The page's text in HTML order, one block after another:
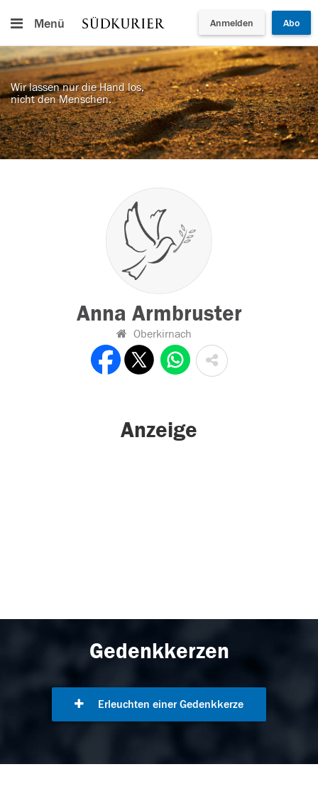
Menü Anmelden Abo
Wir lassen nur die Hand los,
nicht den Menschen.
Anna Armbruster
Oberkirnach
Anzeige
Gedenkkerzen
Erleuchten einer Gedenkkerze